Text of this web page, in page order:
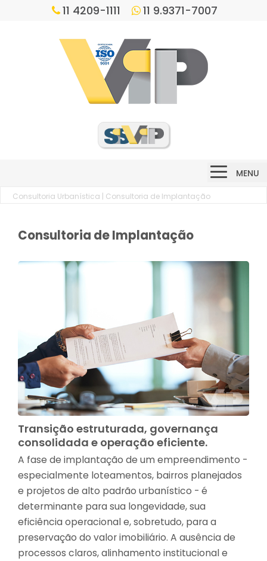
11 4209-1111 11 9.9371-7007
MENU
Consultoria Urbanística | Consultoria de Implantação
Consultoria de Implantação
Transição estruturada, governança
consolidada e operação eficiente.
A fase de implantação de um empreendimento -
especialmente loteamentos, bairros planejados
e projetos de alto padrão urbanístico - é
determinante para sua longevidade, sua
eficiência operacional e, sobretudo, para a
preservação do valor imobiliário. A ausência de
processos claros, alinhamento institucional e